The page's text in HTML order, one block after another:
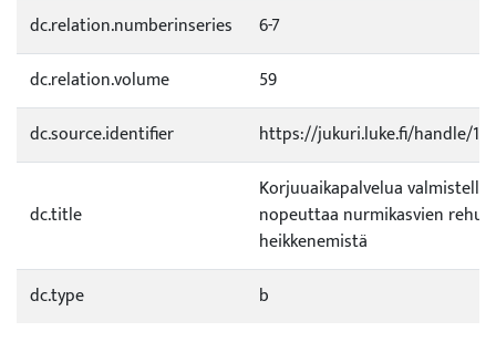
dc.relation.numberinseries
6-7
dc.relation.volume
59
dc.source.identifier
https://jukuri.luke.fi/handle/
dc.title
Korjuuaikapalvelua
nopeuttaa nurmikasvien
heikkenemistä
dc.type
b